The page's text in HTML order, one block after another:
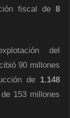
fiscal de 8
del
90 millones
de 1.148
153 millones